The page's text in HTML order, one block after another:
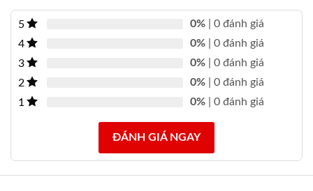
5 0% | 0 đánh giá
4
0% | 0 đánh giá
3
0% | 0 đánh giá
2
0% | 0 đánh giá
1
0% | 0 đánh giá
ĐÁNH GIÁ NGAY